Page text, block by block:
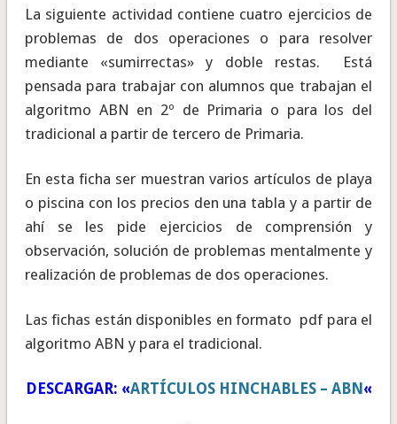
La siguiente actividad contiene cuatro ejercicios de
problemas de dos operaciones o para resolver
mediante «sumirrectas» y doble restas. Está
pensada para trabajar con alumnos que trabajan el
algoritmo ABN en 2º de Primaria o para los del
tradicional a partir de tercero de Primaria.
En esta ficha ser muestran varios artículos de playa
o piscina con los precios den una tabla y a partir de
ahí se les pide ejercicios de comprensión y
observación, solución de problemas mentalmente y
realización de problemas de dos operaciones.
Las fichas están disponibles en formato pdf para el
algoritmo ABN y para el tradicional.
DESCARGAR: «ARTÍCULOS HINCHABLES – ABN «